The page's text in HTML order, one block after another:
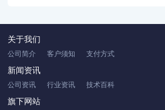
关于我们
公司简介 客户须知 支付方式
新闻资讯
公司资讯 行业资讯 技术百科
旗下网站